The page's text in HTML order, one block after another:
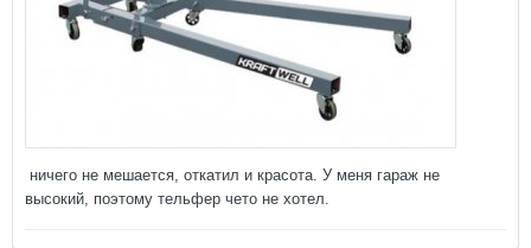
ничего не мешается, откатил и красота. У меня гараж не
высокий, поэтому тельфер чето не хотел.